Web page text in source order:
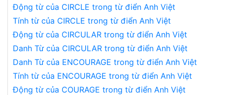
Động từ của CIRCLE trong từ điển Anh Việt
Tính từ của CIRCLE trong từ điển Anh Việt
Động từ của CIRCULAR trong từ điển Anh Việt
Danh Từ của CIRCULAR trong từ điển Anh Việt
Danh Từ của ENCOURAGE trong từ điển Anh Việt
Tính từ của ENCOURAGE trong từ điển Anh Việt
Động từ của COURAGE trong từ điển Anh Việt